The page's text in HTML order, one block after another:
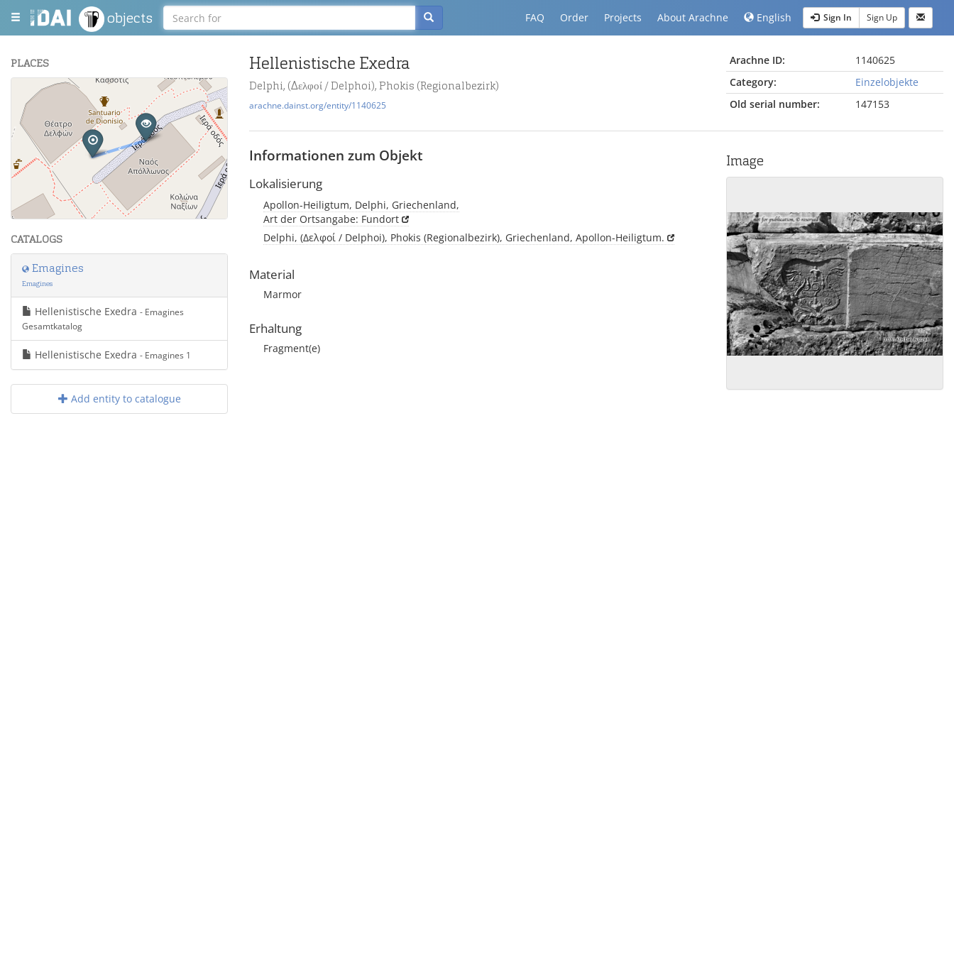
objects FAQ Order Projects About Arachne English Sign In Sign Up
PLACES
+
Leaflet| Maps and Data © OpenStreetMap
CATALOGS
Emagines
Emagines
Hellenistische Exedra - Emagines
Gesamtkatalog
Hellenistische Exedra - Emagines 1
Add entity to catalogue
Hellenistische Exedra
Delphi, (Δελφοί / Delphoi), Phokis (Regionalbezirk)
arachne.dainst.org/entity/1140625
Arachne ID:
1140625
Category:
Einzelobjekte
Old serial number:
147153
Informationen zum Objekt
Lokalisierung
Apollon-Heiligtum, Delphi, Griechenland,
Art der Ortsangabe: Fundort
Delphi, (Δελφοί / Delphoi), Phokis (Regionalbezirk), Griechenland, Apollon-Heiligtum.
Material
Marmor
Erhaltung
Fragment(e)
Image